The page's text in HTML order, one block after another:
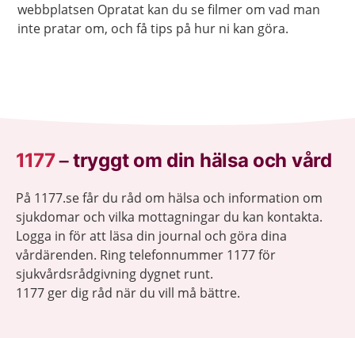
webbplatsen Opratat kan du se filmer om vad man
inte pratar om, och få tips på hur ni kan göra.
1177–tryggt om din hälsa och vård
På 1177.se får du råd om hälsa och information om
sjukdomar och vilka mottagningar du kan kontakta.
Logga in för att läsa din journal och göra dina
vårdärenden. Ring telefonnummer 1177 för
sjukvårdsrådgivning dygnet runt.
1177 ger dig råd när du vill må bättre.